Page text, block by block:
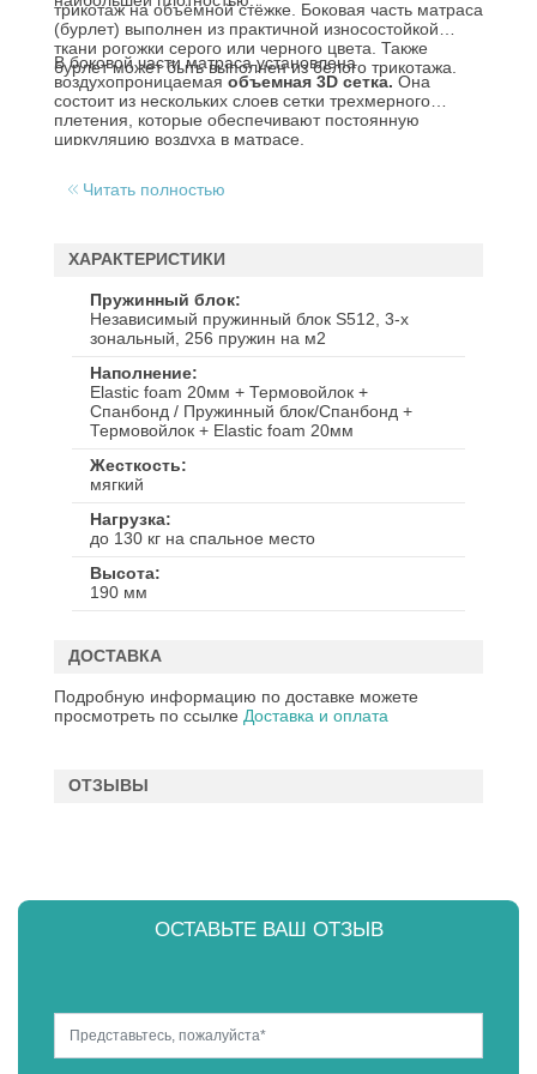
трикотаж на объёмной стёжке. Боковая часть матраса
(бурлет) выполнен из практичной износостойкой
ткани рогожки серого или черного цвета. Также
бурлет может быть выполнен из белого трикотажа.
В боковой части матраса установлена
воздухопроницаемая объемная 3D сетка. Она
состоит из нескольких слоев сетки трехмерного
плетения, которые обеспечивают постоянную
циркуляцию воздуха в матрасе.
Читать полностью
ХАРАКТЕРИСТИКИ
Пружинный блок
Независимый пружинный блок S512, 3-х
зональный, 256 пружин на м2
Наполнение
Elastic foam 20мм + Термовойлок +
Спанбонд / Пружинный блок/Спанбонд +
Термовойлок + Elastic foam 20мм
Жесткость
мягкий
Нагрузка
до 130 кг на спальное место
Высота
190 мм
ДОСТАВКА
Подробную информацию по доставке можете
просмотреть по ссылке Доставка и оплата
ОТЗЫВЫ
ОСТАВЬТЕ ВАШ ОТЗЫВ